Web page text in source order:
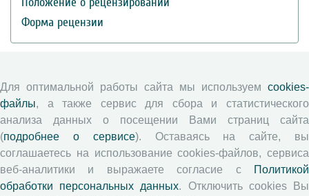
Форма рецензии
Экономические и социальные перемены
Проблемы развития территории
Вопросы территориального развития
Социальное пространство
Юный экономист
Для оптимальной работы сайта мы используем cookies-
файлы, а также сервис для сбора и статистического
анализа данных о посещении Вами страниц сайта
(подробнее о сервисе). Оставаясь на сайте, вы
соглашаетесь на использование cookies-файлов, сервиса
веб-аналитики и выражаете согласие с
Политикой
обработки персональных данных. Отключить cookies Вы